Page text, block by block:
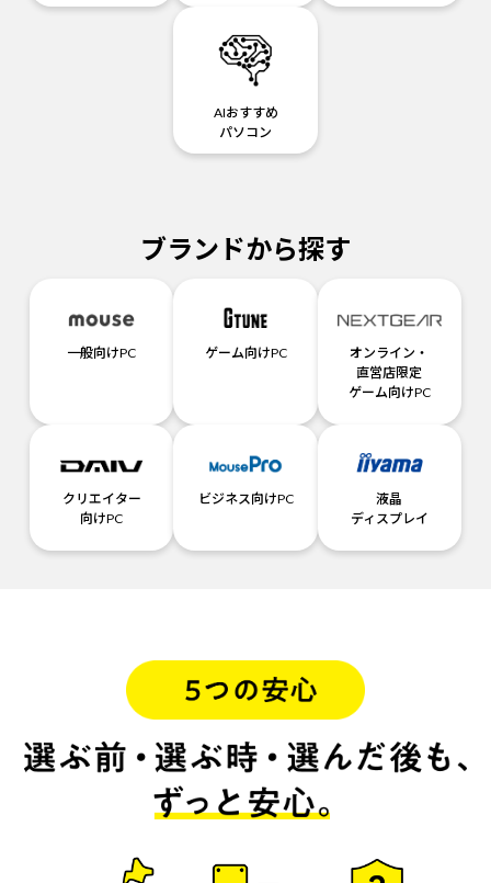
AIおすすめ
パソコン
ブランドから探す
一般向けPC ゲーム向けPC
オンライン・
直営店限定
ゲーム向けPC
クリエイター
向けPC
ビジネス向けPC
液晶
ディスプレイ